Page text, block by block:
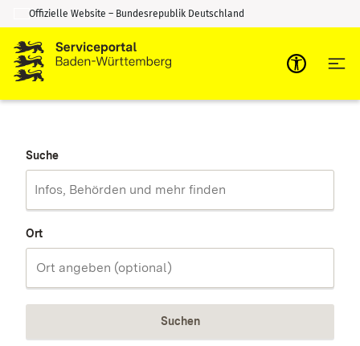
Zum Inhalt springen
Zur Suche springen
Offizielle Website – Bundesrepublik Deutschland
Suche
Ort
Suchen